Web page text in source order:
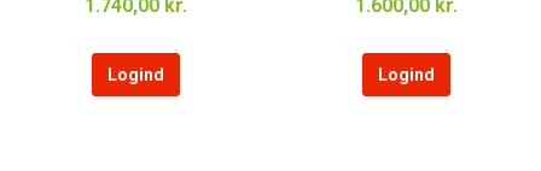
1.740,00 kr.
Logind
1.600,00 kr.
Logind